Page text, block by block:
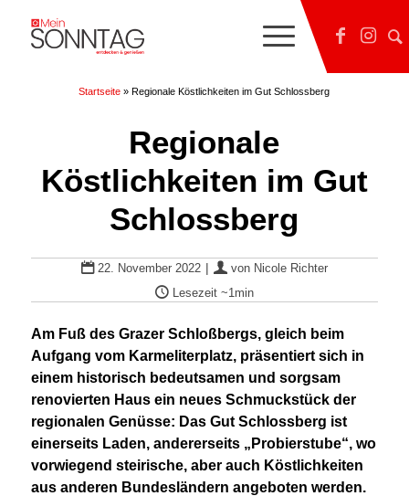
Startseite »Regionale Köstlichkeiten im Gut Schlossberg
Regionale
Köstlichkeiten im Gut
Schlossberg
22. November 2022 | von Nicole Richter
Lesezeit ~1min
Am Fuß des Grazer Schloßbergs, gleich beim
Aufgang vom Karmeliterplatz, präsentiert sich in
einem historisch bedeutsamen und sorgsam
renovierten Haus ein neues Schmuckstück der
regionalen Genüsse: Das Gut Schlossberg ist
einerseits Laden, andererseits „Probierstube“, wo
vorwiegend steirische, aber auch Köstlichkeiten
aus anderen Bundesländern angeboten werden.